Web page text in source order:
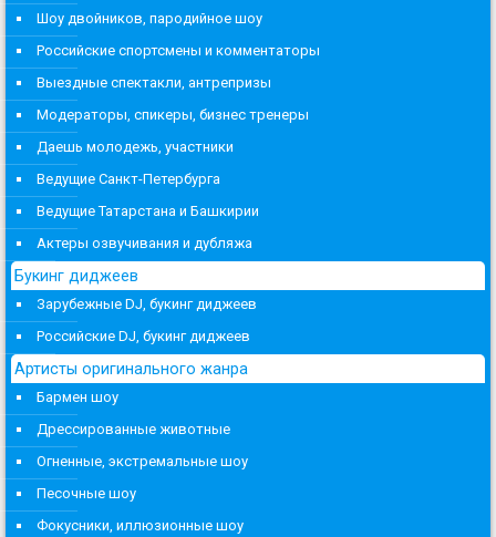
Шоу двойников, пародийное шоу
Российские спортсмены и комментаторы
Выездные спектакли, антрепризы
Модераторы, спикеры, бизнес тренеры
Даешь молодежь, участники
Ведущие Санкт-Петербурга
Ведущие Татарстана и Башкирии
Актеры озвучивания и дубляжа
Букинг диджеев
Зарубежные DJ, букинг диджеев
Российские DJ, букинг диджеев
Артисты оригинального жанра
Бармен шоу
Дрессированные животные
Огненные, экстремальные шоу
Песочные шоу
Фокусники, иллюзионные шоу